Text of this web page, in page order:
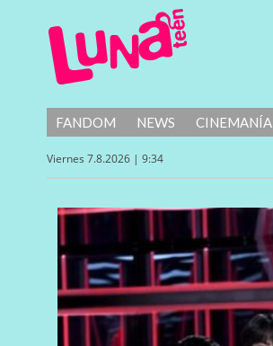
FANDOM NEWS CINEMANÍA
Viernes 7.8.2026 | 9:34